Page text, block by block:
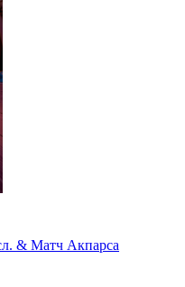
& Матч Акпарса